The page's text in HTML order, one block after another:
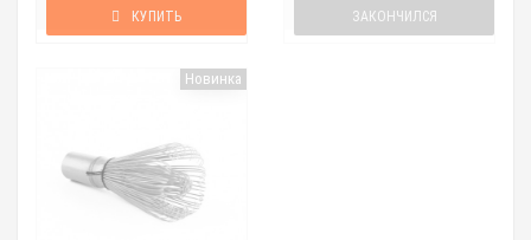
КУПИТЬ ЗАКОНЧИЛСЯ
Новинка